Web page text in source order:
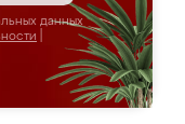
данных